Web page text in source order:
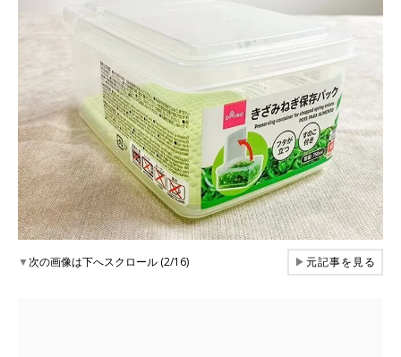
▼次の画像は下へスクロール (2/16) ▶元記事を見る